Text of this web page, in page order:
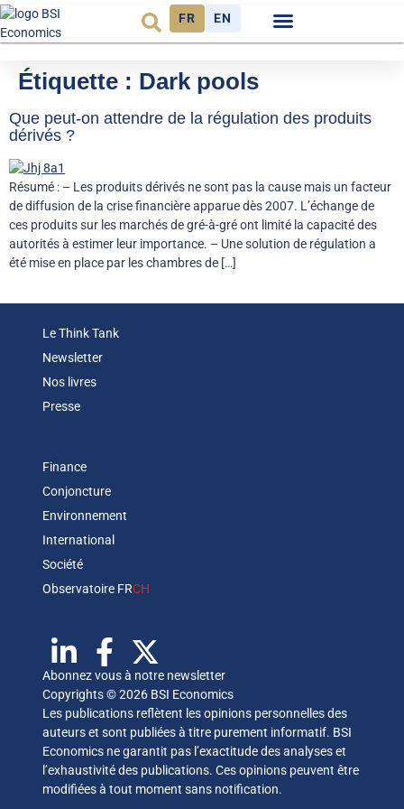
FR EN
Étiquette : Dark pools
Que peut-on attendre de la régulation des produits
dérivés ?
Résumé : – Les produits dérivés ne sont pas la cause mais un facteur
de diffusion de la crise financière apparue dès 2007. L’échange de
ces produits sur les marchés de gré-à-gré ont limité la capacité des
autorités à estimer leur importance. – Une solution de régulation a
été mise en place par les chambres de […]
Le Think Tank
Newsletter
Nos livres
Presse
Finance
Conjoncture
Environnement
International
Société
Observatoire FRCH
Abonnez vous à notre newsletter
Copyrights © 2026 BSI Economics
Les publications reflètent les opinions personnelles des
auteurs et sont publiées à titre purement informatif. BSI
Economics ne garantit pas l’exactitude des analyses et
l’exhaustivité des publications. Ces opinions peuvent être
modifiées à tout moment sans notification.